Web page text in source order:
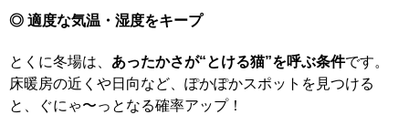
◎ 適度な気温・湿度をキープ
とくに冬場は、 あったかさが“とける猫”を呼ぶ条件です。
床暖房の近くや日向など、ぽかぽかスポットを見つける
と、ぐにゃ〜っとなる確率アップ！